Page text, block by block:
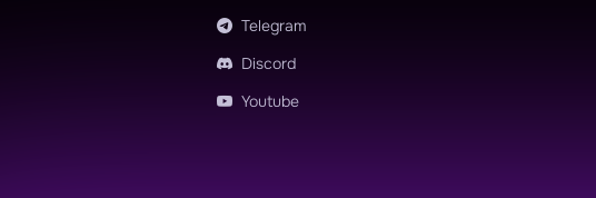
Telegram
Discord
Youtube